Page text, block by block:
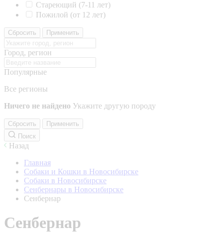
Стареющий (7-11 лет)
Пожилой (от 12 лет)
Сбросить Применить
Город, регион
Популярные
Все регионы
Ничего не найдено Укажите другую породу
Сбросить
Применить
Поиск
Назад
Главная
Собаки и Кошки в Новосибирске
Собаки в Новосибирске
Сенбернары в Новосибирске
Сенбернар
Сенбернар